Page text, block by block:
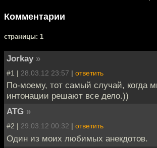
Комментарии
cтраницы: 1
Jorkay »
#1 | 28.03.12 23:57 | ответить
По-моему, тот самый случай, когда
интонации решают все дело.))
ATG »
#2 | 29.03.12 00:32 | ответить
Один из моих любимых анекдотов.